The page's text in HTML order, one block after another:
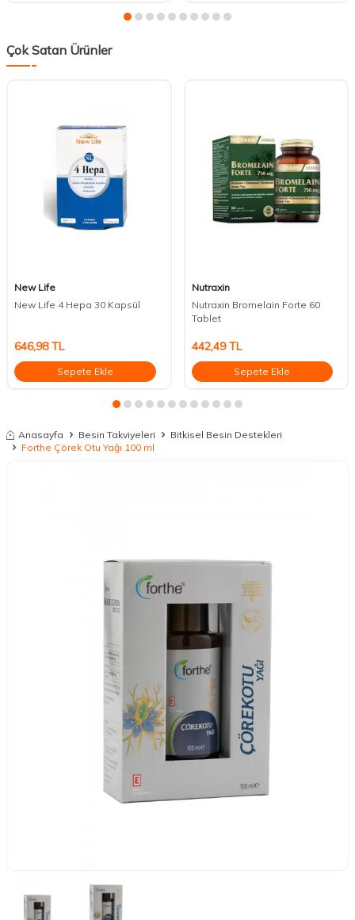
Çok Satan Ürünler
New Life
New Life 4 Hepa 30 Kapsül
646,98TL
Sepete Ekle
Nutraxin
Nutraxin Bromelain Forte 60
Tablet
442,49TL
Sepete Ekle
Anasayfa Besin Takviyeleri
Bitkisel Besin Destekleri
Forthe Çörek Otu Yağı 100 ml